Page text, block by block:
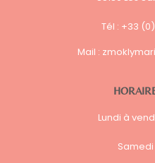
Tél : +33
Mail :
Lundi à
Samedi